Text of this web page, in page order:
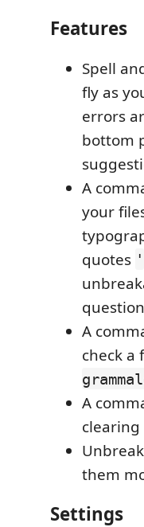
Features
Spell
fly as
errors
bottom
A
your
quotes '
A
check a
A
them
Settings